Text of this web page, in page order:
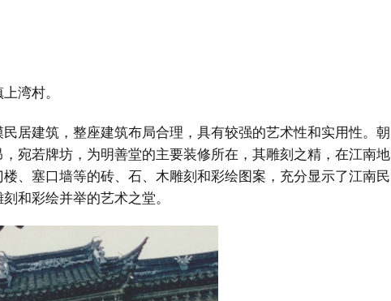
湾村。
居建筑，整座建筑布局合理，具有较强的艺术性和实用性。朝
宛若牌坊，为明善堂的主要装修所在，其雕刻之精，在江南地
、塞口墙等的砖、石、木雕刻和彩绘图案，充分显示了江南民
和彩绘并举的艺术之堂。